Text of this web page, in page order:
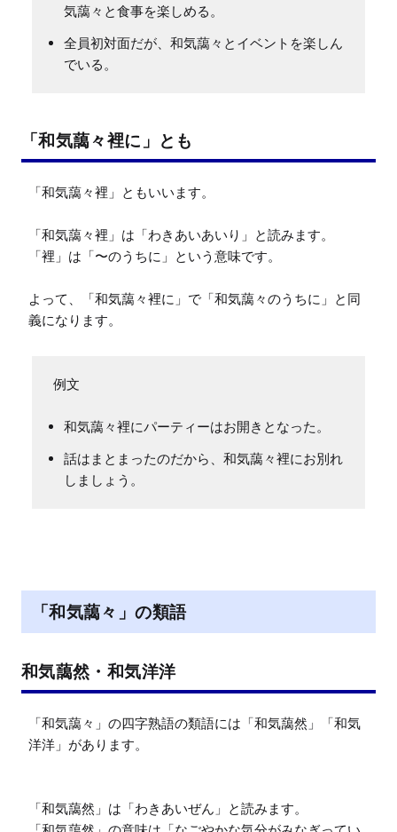
気藹々と食事を楽しめる。
全員初対面だが、和気藹々とイベントを楽しん
でいる。
「和気藹々裡に」とも
「和気藹々裡」ともいいます。
「和気藹々裡」は「わきあいあいり」と読みます。
「裡」は「〜のうちに」という意味です。
よって、「和気藹々裡に」で「和気藹々のうちに」と同
義になります。
例文
和気藹々裡にパーティーはお開きとなった。
話はまとまったのだから、和気藹々裡にお別れ
しましょう。
「和気藹々」の類語
和気藹然・和気洋洋
「和気藹々」の四字熟語の類語には「和気藹然」「和気
洋洋」があります。
「和気藹然」は「わきあいぜん」と読みます。